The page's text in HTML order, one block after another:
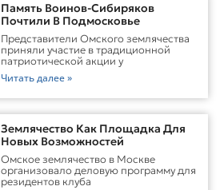
Память Воинов-Сибиряков
Почтили В Подмосковье
Представители Омского землячества
приняли участие в традиционной
патриотической акции у
Читать далее »
Землячество Как Площадка Для
Новых Возможностей
Омское землячество в Москве
организовало деловую программу для
резидентов клуба